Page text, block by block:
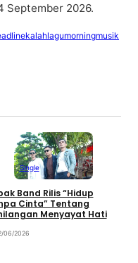
Sерtеmbеr 2026.
kalahlagumorningmusik
Single
Band Rilis “Hidup
Cinta” Tentang
Menyayat Hati
06/2026